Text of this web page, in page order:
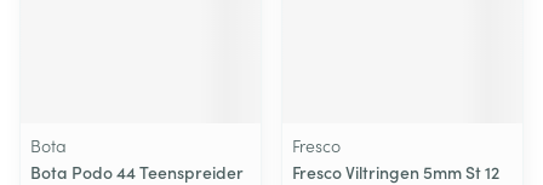
Bota
Bota Podo 44 Teenspreider
Fresco
Fresco Viltringen 5mm St 12